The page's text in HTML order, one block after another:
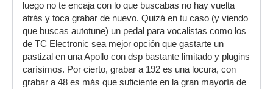
luego no te encaja con lo que buscabas no hay vuelta
atrás y toca grabar de nuevo. Quizá en tu caso (y viendo
que buscas autotune) un pedal para vocalistas como los
de TC Electronic sea mejor opción que gastarte un
pastizal en una Apollo con dsp bastante limitado y plugins
carísimos. Por cierto, grabar a 192 es una locura, con
grabar a 48 es más que suficiente en la gran mayoría de